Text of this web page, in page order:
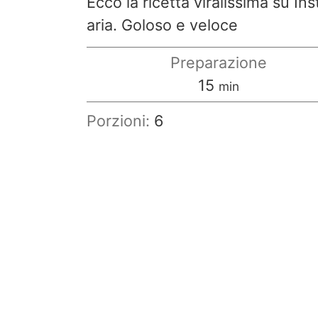
aria. Goloso e veloce
Preparazione
15 minuti
min
Porzioni: 6